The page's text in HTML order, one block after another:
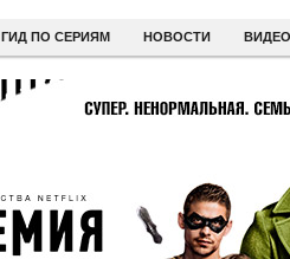
ГИД ПО СЕРИЯМ НОВОСТИ ВИДЕО